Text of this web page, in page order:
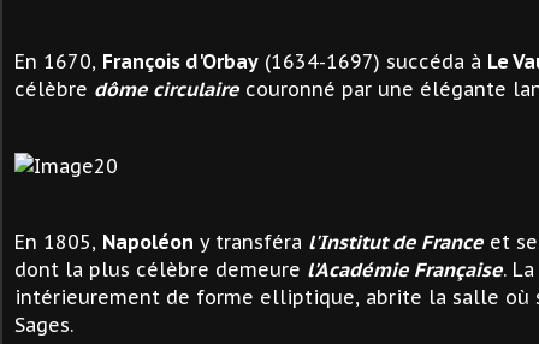
En 1670, François d'Orbay (1634-1697) succéda à Le
célèbre dôme circulaire couronné par une élégante
En 1805, Napoléon y transféra l'Institut de France et
dont la plus célèbre demeure l'Académie Française.
intérieurement de forme elliptique, abrite la salle où
Sages.